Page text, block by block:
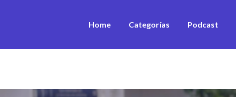
Home Categorías
Estrategia
Podcast